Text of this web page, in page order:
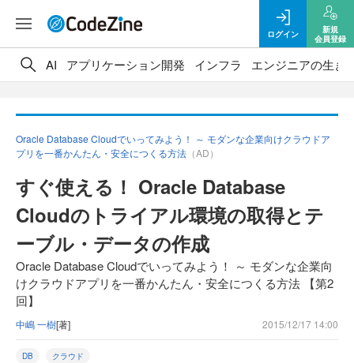
ログイン
新規
会員登録
AI アプリケーション開発 インフラ エンジニアの生き
Oracle Database Cloudでいってみよう！ ～ モダンな企業向けクラウドア
プリを一番かんたん・安全につくる方法 （AD）
すぐ使える！ Oracle Database
Cloudのトライアル環境の取得とテ
ーブル・データの作成
Oracle Database Cloudでいってみよう！ ～ モダンな企業向
けクラウドアプリを一番かんたん・安全につくる方法 【第2
回】
中嶋 一樹[著] 2015/12/17 14:00
DB クラウド